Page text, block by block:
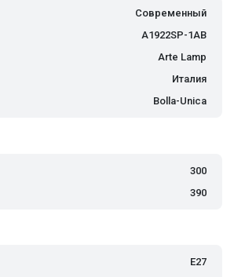
Современный
A1922SP-1AB
Arte Lamp
Италия
Bolla-Unica
300
390
E27